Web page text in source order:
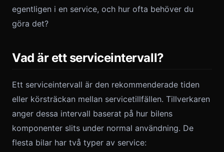
egentligen i en service, och hur ofta behöver du
göra det?
Vad är ett serviceintervall?
Ett serviceintervall är den rekommenderade tiden
eller körsträckan mellan servicetillfällen. Tillverkaren
anger dessa intervall baserat på hur bilens
komponenter slits under normal användning. De
flesta bilar har två typer av service: